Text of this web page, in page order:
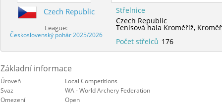
Czech Republic
League:
Československý pohár 2025/2026
Střelnice
Czech Republic
Tenisová hala Kroměříž,
Počet střelců 176
Základní informace
Úroveň
Local Competitions
Svaz
WA - World Archery Federation
Omezení
Open